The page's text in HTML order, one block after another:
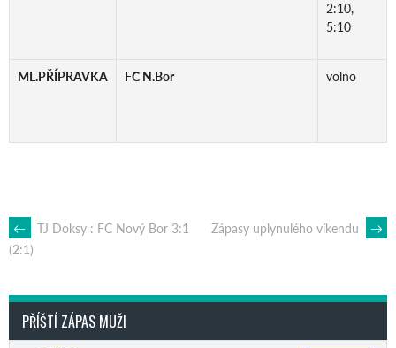
2:10,
5:10
ML.PŘÍPRAVKA FC N.Bor volno
POST
NAVIGATION
←
TJ Doksy : FC Nový Bor 3:1
(2:1)
Zápasy uplynulého víkendu →
PŘÍŠTÍ ZÁPAS MUŽI